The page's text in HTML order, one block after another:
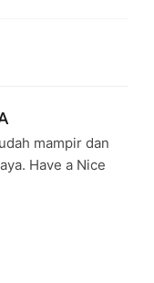
mampir dan
Have a Nice